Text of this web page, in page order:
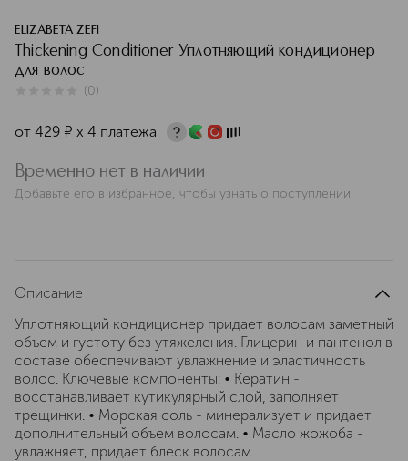
ELIZABETA ZEFI
Thickening Conditioner Уплотняющий кондиционер
для волос
(0)
от 429 ¤ х 4 платежа
Временно нет в наличии
Добавьте его в избранное, чтобы узнать о поступлении
Описание
Уплотняющий кондиционер придает волосам заметный
объем и густоту без утяжеления. Глицерин и пантенол в
составе обеспечивают увлажнение и эластичность
волос. Ключевые компоненты: • Кератин -
восстанавливает кутикулярный слой, заполняет
трещинки. • Морская соль - минерализует и придает
дополнительный объем волосам. • Масло жожоба -
увлажняет, придает блеск волосам.